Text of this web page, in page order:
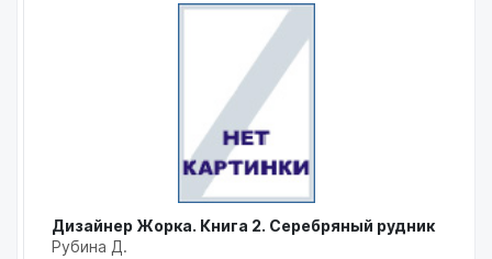
Дизайнер Жорка. Книга 2. Серебряный рудник
Рубина Д.